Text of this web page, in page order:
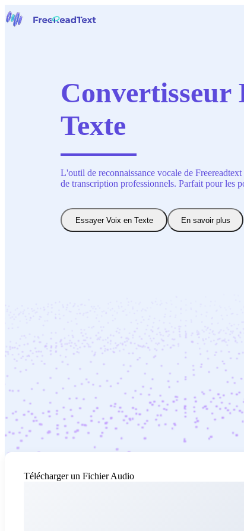
Nous contacter
Français
Convertisseur
Texte
L'outil de reconnaissance vocale de
de transcription professionnels. Parfait pour les
Essayer Voix en Texte En savoir plus
Télécharger un Fichier Audio